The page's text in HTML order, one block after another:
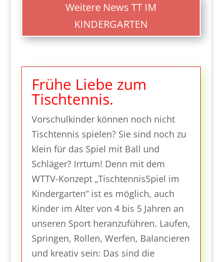
Weitere News TT IM
KINDERGARTEN
Frühe Liebe zum
Tischtennis.
Vorschulkinder können noch nicht
Tischtennis spielen? Sie sind noch zu
klein für das Spiel mit Ball und
Schläger? Irrtum! Denn mit dem
WTTV-Konzept „TischtennisSpiel im
Kindergarten“ ist es möglich, auch
Kinder im Alter von 4 bis 5 Jahren an
unseren Sport heranzuführen. Laufen,
Springen, Rollen, Werfen, Balancieren
und kreativ sein: Das sind die